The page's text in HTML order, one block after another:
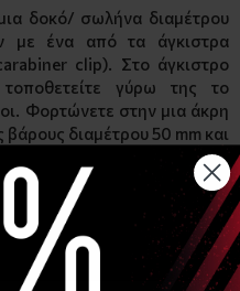
δοκό/ σωλήνα διαμέτρου
με ένα από τα άγκιστρα
clip). Στο άγκιστρο
γύρω της το
Φορτώνετε στην μια άκρη
διαμέτρου 50 mm και
μπορείτε χρησιμοποιήσετε
για την προπόνησή
(το αξεσουάρ έλξης ΔΕΝ